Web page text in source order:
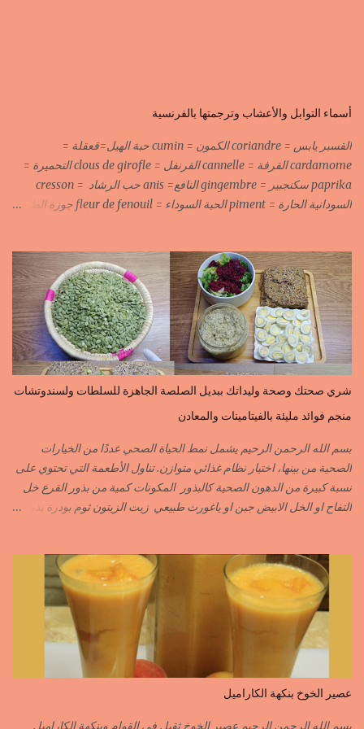
أسماء التوابل والأعشاب وترجمتها بالفرنسية
القسبر يابس = coriandre الكمون = cumin حبة الهيل=قعقلة =
cardamome القرفة = cannelle القرنفل = clous de girofle التحميرة =
paprika سكنجبير = gingembre النافع= anis حب الرشاد = cresson
السودانية الحارة = piment الحبة السوداء = fleur de fenouil جوزة الطيب
=nigelle اليبزار الأبيض=poivre blonc الخرقوم =safran des
indes=curcuma اليبزار الأسود=poivre noir زعفران=safran
جنجلان=grains de sésame الكبابة=cubèbe=piment de jamaique
بسيبيسة=macis الكوزة الصحراوية=maniguette عرق السوس=reglisse
لسان الطير=fruit de frène النافع نجيمات=badiane ظهر فلفل=poivre
long الفلفلة الحلوة……………PIMENT DOUX الفلفلة الحارة……………
PIMENT PIQUANT,FORT. سكين جبير……………….GINGEMBRE
القرفة……………………..CANNELLE الكمون…………………….CUMIN الفلفلة
الابزار………………………POIVRE راس الحانوت …………. RASS EL HANOUT
C’EST L ...
شري صحتك وصحة وليداتك ببديل الصلصة الجاهزة للسلطات ولسندوتشات
منجم فوائد مليئة بالفيتامينات والمعادن
بسم الله الرحمن الرحيم يشمل نمط الحياة الصحي عددًا من الخيارات
الصحية من بينها، اختيار نظام غذائي متوازن. تناول الأطعمة التي تحتوي على
نسبة كبيرة من الدهون الصحية كالبذور المكونات كمية من بذور القرع خل
التفاح او الخل الابيض جبن او ياغورت طبيعي زيت الزيتون ثوم بودرة بذور
si=EjD0K3Lgs58txUgM
عصير الخوخ بنكهة الكاراميل
بسم الله الرحمن الرحيم عصير الخوخ ثقيل في القوام وبنكهة الكاراميل